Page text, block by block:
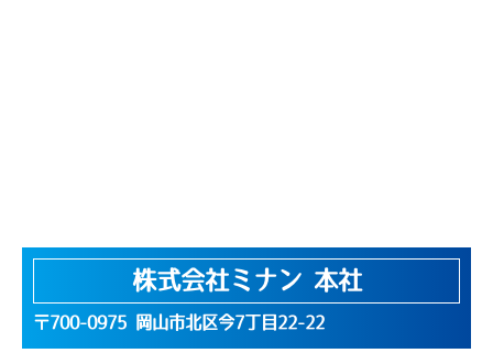
株式会社ミナン 本社
〒700-0975 岡山市北区今7丁目22-22